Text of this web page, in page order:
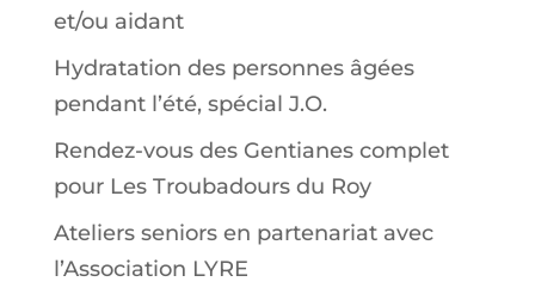
et/ou aidant
Hydratation des personnes âgées
pendant l’été, spécial J.O.
Rendez-vous des Gentianes complet
pour Les Troubadours du Roy
Ateliers seniors en partenariat avec
l’Association LYRE